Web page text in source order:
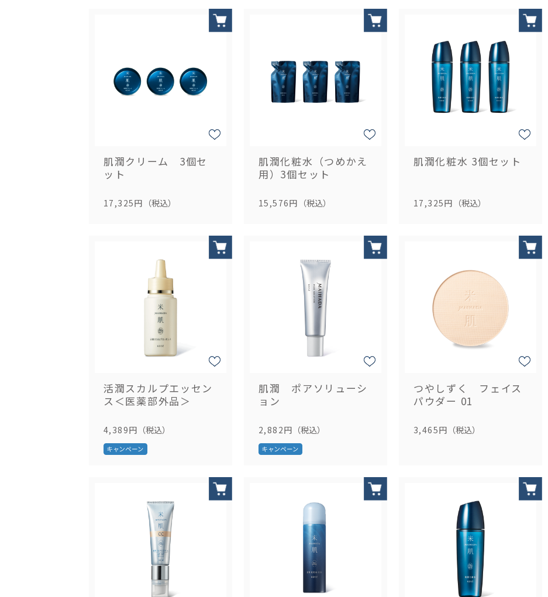
肌潤クリーム 3個セ
ット
17,325円 （税込）
肌潤化粧水（つめかえ
用）3個セット
15,576円 （税込）
肌潤化粧水 3個セット
17,325円 （税込）
活潤スカルプエッセン
ス＜医薬部外品＞
4,389円 （税込）
肌潤 ポアソリューシ
ョン
2,882円 （税込）
つやしずく フェイス
パウダー 01
3,465円 （税込）